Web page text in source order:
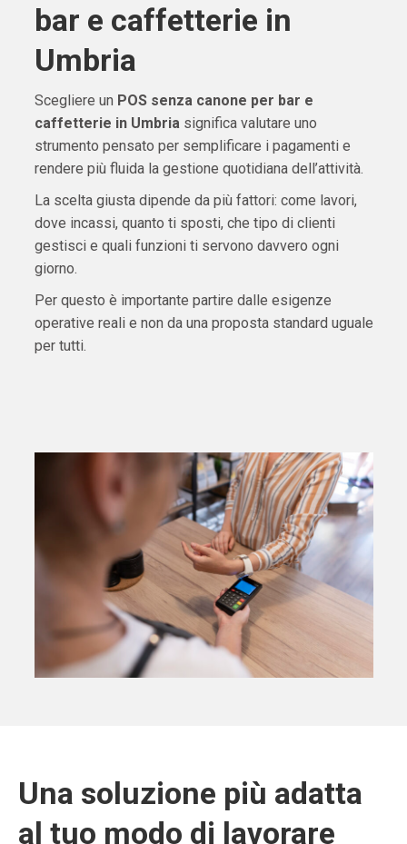
bar e caffetterie in
Umbria
Scegliere un POS senza canone per bar e
caffetterie in Umbriasignifica valutare uno
strumento pensato per semplificare i pagamenti e
rendere più fluida la gestione quotidiana dell’attività.
La scelta giusta dipende da più fattori: come lavori,
dove incassi, quanto ti sposti, che tipo di clienti
gestisci e quali funzioni ti servono davvero ogni
giorno.
Per questo è importante partire dalle esigenze
operative reali e non da una proposta standard uguale
per tutti.
Una soluzione più adatta
al tuo modo di lavorare